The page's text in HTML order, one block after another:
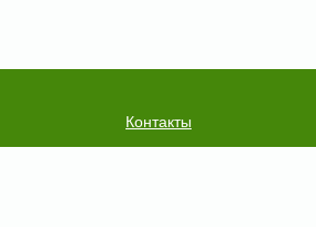
Контакты